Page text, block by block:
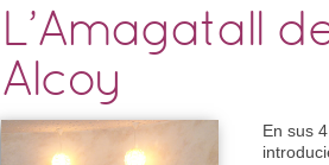
L’Amagatall
Alcoy
En sus